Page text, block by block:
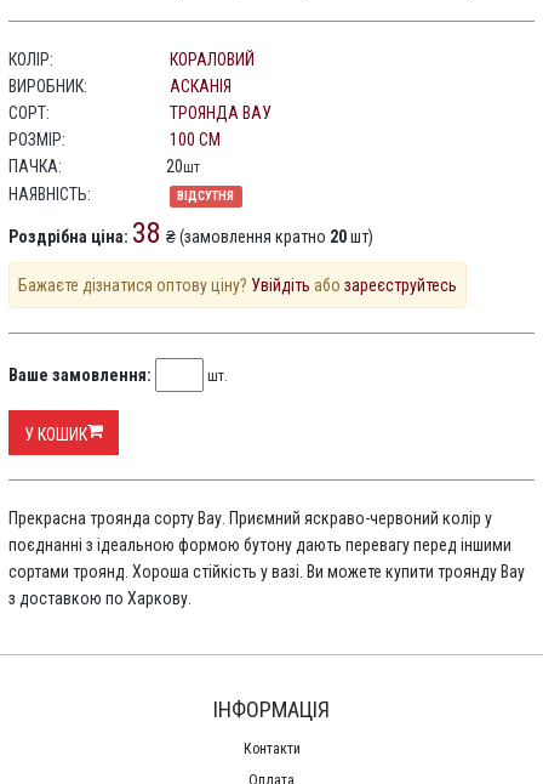
КОЛІР:
КОРАЛОВИЙ
ВИРОБНИК:
АСКАНІЯ
СОРТ:
ТРОЯНДА ВАУ
РОЗМІР:
100 СМ
ПАЧКА:
20шт
НАЯВНІСТЬ: ВІДСУТНЯ
Роздрібна ціна: 38 ₴ (замовлення кратно 20шт)
Бажаєте дізнатися оптову ціну? Увійдіть або зареєструйтесь
Ваше замовлення: шт.
У КОШИК
Прекрасна троянда сорту Вау. Приємний яскраво-червоний колір у
поєднанні з ідеальною формою бутону дають перевагу перед іншими
сортами троянд. Хороша стійкість у вазі. Ви можете купити троянду Вау
з доставкою по Харкову.
ІНФОРМАЦІЯ
Контакти
Оплата